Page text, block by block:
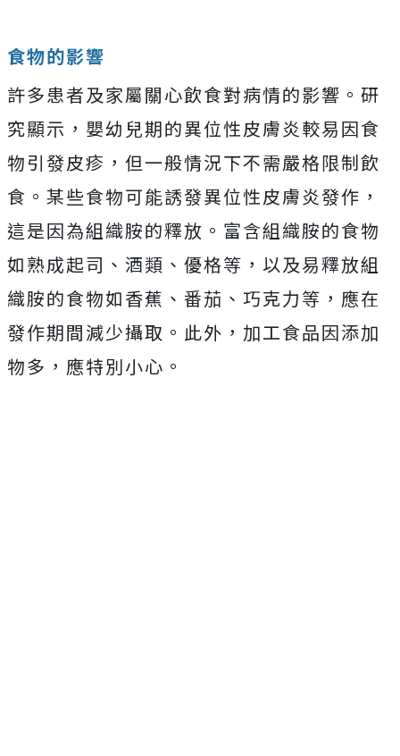
食物的影響
許多患者及家屬關心飲食對病情的影響。研
究顯示，嬰幼兒期的異位性皮膚炎較易因食
物引發皮疹，但一般情況下不需嚴格限制飲
食。某些食物可能誘發異位性皮膚炎發作，
這是因為組織胺的釋放。富含組織胺的食物
如熟成起司、酒類、優格等，以及易釋放組
織胺的食物如香蕉、番茄、巧克力等，應在
發作期間減少攝取。此外，加工食品因添加
物多，應特別小心。